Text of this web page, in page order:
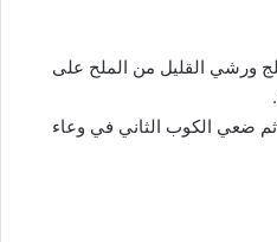
ورشي القليل من الملح على
ضعي الكوب الثاني في وعاء